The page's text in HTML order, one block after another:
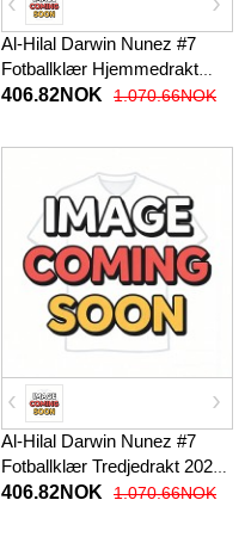
Al-Hilal Darwin Nunez #7
Fotballklær Hjemmedrakt
2025-26 Kortermet
406.82NOK 1.070.66NOK
Al-Hilal Darwin Nunez #7
Fotballklær Tredjedrakt 2025-
26 Kortermet
406.82NOK 1.070.66NOK